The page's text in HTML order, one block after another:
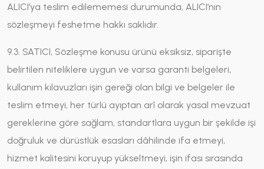
ALICI’ya teslim edilememesi durumunda, ALICI’nın
sözleşmeyi feshetme hakkı saklıdır.
9.3. SATICI, Sözleşme konusu ürünü eksiksiz, siparişte
belirtilen niteliklere uygun ve varsa garanti belgeleri,
kullanım kılavuzları işin gereği olan bilgi ve belgeler ile
teslim etmeyi, her türlü ayıptan arî olarak yasal mevzuat
gereklerine göre sağlam, standartlara uygun bir şekilde işi
doğruluk ve dürüstlük esasları dâhilinde ifa etmeyi,
hizmet kalitesini koruyup yükseltmeyi, işin ifası sırasında